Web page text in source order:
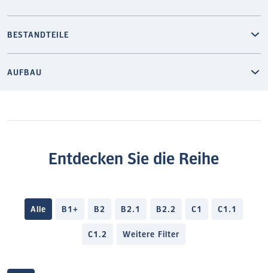
BESTANDTEILE
AUFBAU
Entdecken Sie die Reihe
Alle B1+ B2 B2.1 B2.2 C1 C1.1
C1.2 Weitere Filter